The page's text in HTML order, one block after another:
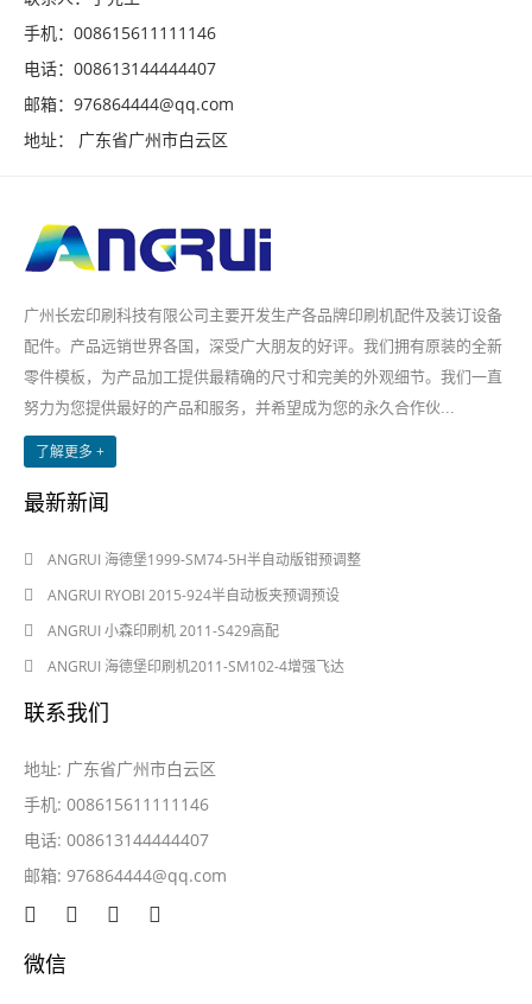
手机：008615611111146
电话：008613144444407
邮箱：976864444@qq.com
地址： 广东省广州市白云区
广州长宏印刷科技有限公司主要开发生产各品牌印刷机配件及装订设备
配件。产品远销世界各国，深受广大朋友的好评。我们拥有原装的全新
零件模板，为产品加工提供最精确的尺寸和完美的外观细节。我们一直
努力为您提供最好的产品和服务，并希望成为您的永久合作伙...
了解更多 +
最新新闻
ANGRUI 海德堡1999-SM74-5H半自动版钳预调整
ANGRUI RYOBI 2015-924半自动板夹预调预设
ANGRUI 小森印刷机 2011-S429高配
ANGRUI 海德堡印刷机2011-SM102-4增强飞达
联系我们
地址: 广东省广州市白云区
手机: 008615611111146
电话: 008613144444407
邮箱: 976864444@qq.com
微信